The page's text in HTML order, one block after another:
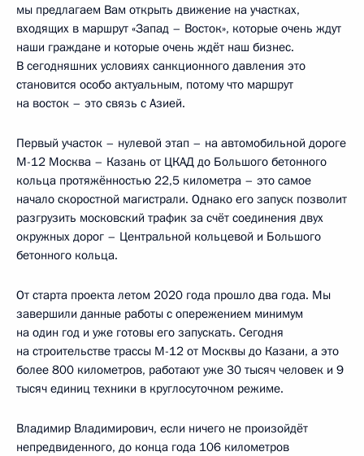
мы предлагаем Вам открыть движение на участках,
входящих в маршрут «Запад – Восток», которые очень ждут
наши граждане и которые очень ждёт наш бизнес.
В сегодняшних условиях санкционного давления это
становится особо актуальным, потому что маршрут
на восток – это связь с Азией.
Первый участок – нулевой этап – на автомобильной дороге
М-12 Москва – Казань от ЦКАД до Большого бетонного
кольца протяжённостью 22,5 километра – это самое
начало скоростной магистрали. Однако его запуск позволит
разгрузить московский трафик за счёт соединения двух
окружных дорог – Центральной кольцевой и Большого
бетонного кольца.
От старта проекта летом 2020 года прошло два года. Мы
завершили данные работы с опережением минимум
на один год и уже готовы его запускать. Сегодня
на строительстве трассы М-12 от Москвы до Казани, а это
более 800 километров, работают уже 30 тысяч человек и 9
тысяч единиц техники в круглосуточном режиме.
Владимир Владимирович, если ничего не произойдёт
непредвиденного, до конца года 106 километров